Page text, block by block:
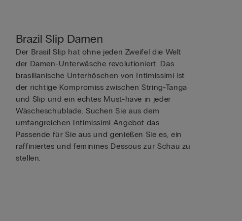
Brazil Slip Damen
Der Brasil Slip hat ohne jeden Zweifel die Welt
der Damen-Unterwäsche revolutioniert. Das
brasilianische Unterhöschen von Intimissimi ist
der richtige Kompromiss zwischen String-Tanga
und Slip und ein echtes Must-have in jeder
Wäscheschublade. Suchen Sie aus dem
umfangreichen Intimissimi Angebot das
Passende für Sie aus und genießen Sie es, ein
raffiniertes und feminines Dessous zur Schau zu
stellen.